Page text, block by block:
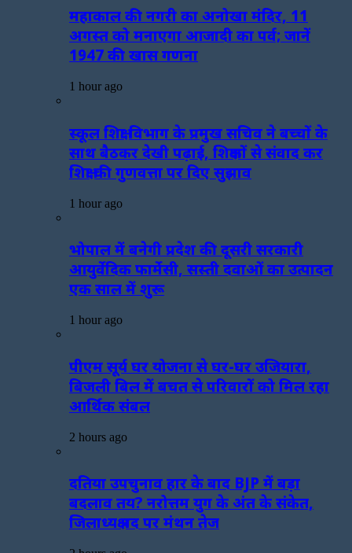
महाकाल की नगरी का अनोखा मंदिर, 11
अगस्त को मनाएगा आजादी का पर्व; जानें
1947 की खास गणना
1 hour ago
स्कूल शिक्षा विभाग के प्रमुख सचिव ने बच्चों के
साथ बैठकर देखी पढ़ाई, शिक्षकों से संवाद कर
शिक्षा की गुणवत्ता पर दिए सुझाव
1 hour ago
भोपाल में बनेगी प्रदेश की दूसरी सरकारी
आयुर्वेदिक फार्मेसी, सस्ती दवाओं का उत्पादन
एक साल में शुरू
1 hour ago
पीएम सूर्य घर योजना से घर-घर उजियारा,
बिजली बिल में बचत से परिवारों को मिल रहा
आर्थिक संबल
2 hours ago
दतिया उपचुनाव हार के बाद BJP में बड़ा
बदलाव तय? नरोत्तम युग के अंत के संकेत,
जिलाध्यक्ष पद पर मंथन तेज